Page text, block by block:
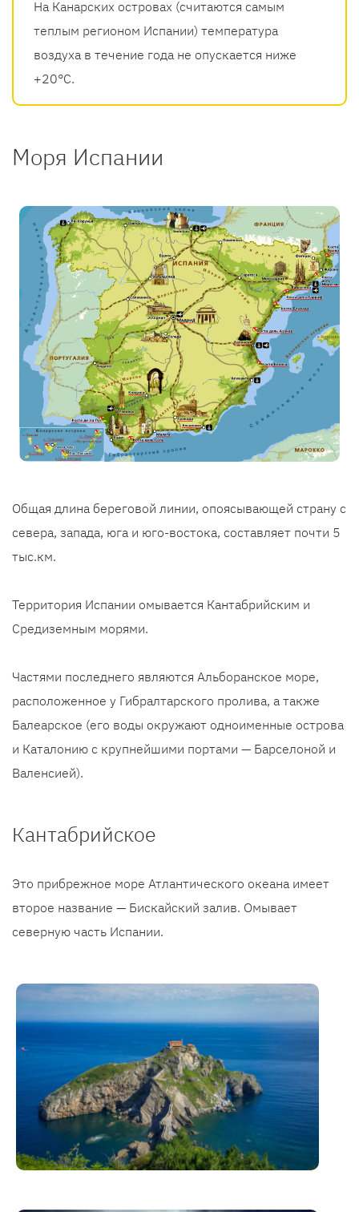
На Канарских островах (считаются самым
теплым регионом Испании) температура
воздуха в течение года не опускается ниже
+20°C.
Моря Испании
Общая длина береговой линии, опоясывающей страну с
севера, запада, юга и юго-востока, составляет почти 5
тыс.км.
Территория Испании омывается Кантабрийским и
Средиземным морями.
Частями последнего являются Альборанское море,
расположенное у Гибралтарского пролива, а также
Балеарское (его воды окружают одноименные острова
и Каталонию с крупнейшими портами — Барселоной и
Валенсией).
Кантабрийское
Это прибрежное море Атлантического океана имеет
второе название — Бискайский залив. Омывает
северную часть Испании.